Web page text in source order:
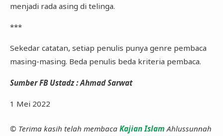
menjadi rada asing di telinga.
***
Sekedar catatan, setiap penulis punya genre pembaca
masing-masing. Beda penulis beda kriteria pembaca.
Sumber FB Ustadz : Ahmad Sarwat
1 Mei 2022
© Terima kasih telah membaca Kajian Islam Ahlussunnah